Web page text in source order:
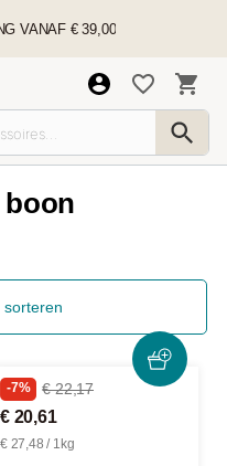
VANAF € 39,00
boon
sorteren
-7% € 22,17
€ 20,61
€ 27,48 / 1kg